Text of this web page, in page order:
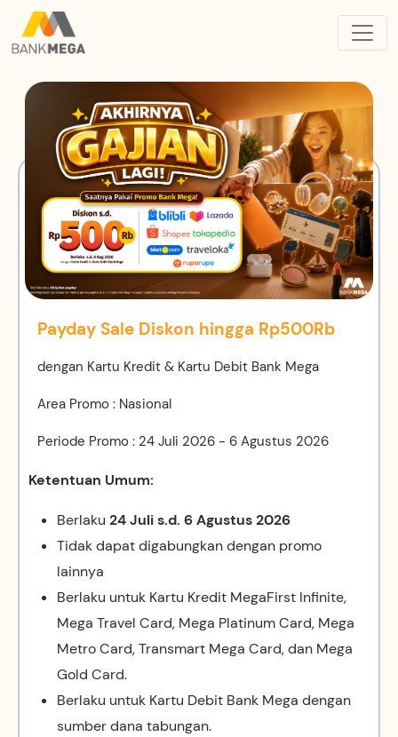
Payday Sale Diskon hingga Rp500Rb
dengan Kartu Kredit & Kartu Debit Bank Mega
Area Promo : Nasional
Periode Promo : 24 Juli 2026 - 6 Agustus 2026
Ketentuan Umum:
Berlaku 24 Juli s.d. 6 Agustus 2026
Tidak dapat digabungkan dengan promo
lainnya
Berlaku untuk Kartu Kredit MegaFirst Infinite,
Mega Travel Card, Mega Platinum Card, Mega
Metro Card, Transmart Mega Card, dan Mega
Gold Card.
Berlaku untuk Kartu Debit Bank Mega dengan
sumber dana tabungan.